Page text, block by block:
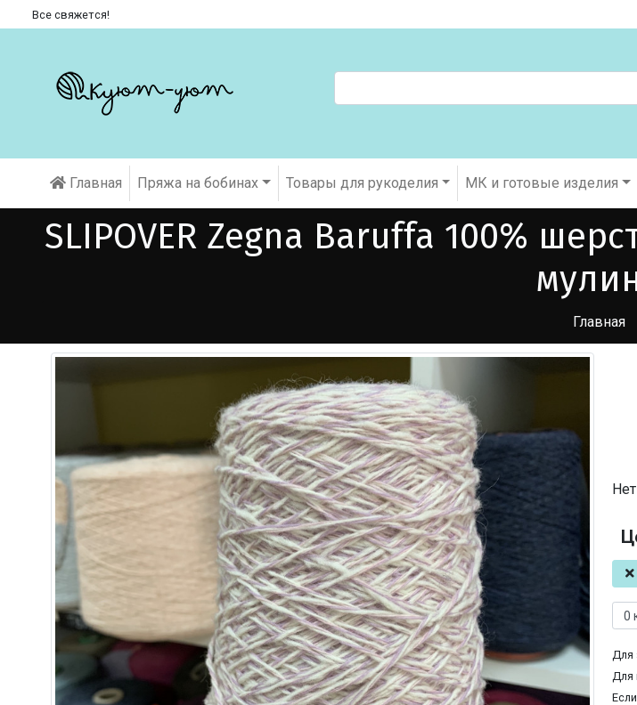
Все свяжется!
Главная Пряжа на бобинах Товары для рукоделия МК и готовые изделия
SLIPOVER Zegna Baruffa 100%
Главная
Для
Для